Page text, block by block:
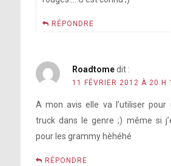
RÉPONDRE
Roadtome dit :
11 FÉVRIER 2012 À 20 H
A mon avis elle va l’utiliser pour
truck dans le genre ;) même si
pour les grammy hèhéhé
RÉPONDRE